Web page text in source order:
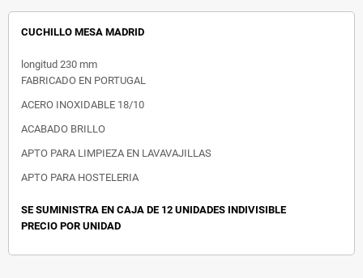
CUCHILLO MESA MADRID
longitud 230 mm
FABRICADO EN PORTUGAL
ACERO INOXIDABLE 18/10
ACABADO BRILLO
APTO PARA LIMPIEZA EN LAVAVAJILLAS
APTO PARA HOSTELERIA
SE SUMINISTRA EN CAJA DE 12 UNIDADES INDIVISIBLE
PRECIO POR UNIDAD